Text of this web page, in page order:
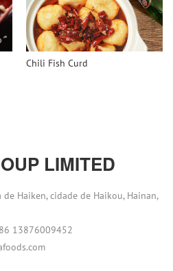
Chili Fish Curd
LIMITED
Haiken, cidade de Haikou, Hainan,
13876009452